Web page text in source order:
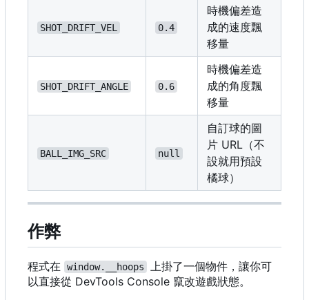
SHOT_DRIFT_VEL 0.4
時機偏差造
成的速度飄
移量
SHOT_DRIFT_ANGLE 0.6
時機偏差造
成的角度飄
移量
BALL_IMG_SRC null
自訂球的圖
片 URL （不
設就用預設
橘球）
作弊
程式在 window.__hoops
上掛了一個物件，讓你可
以直接從 DevTools Console 竄改遊戲狀態。